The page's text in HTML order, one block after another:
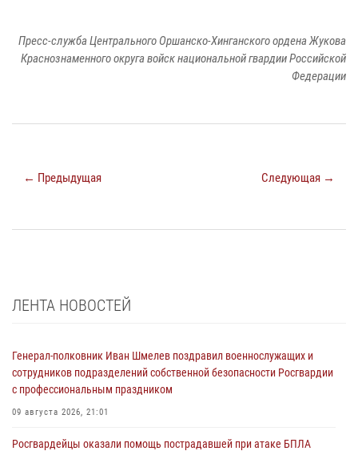
Пресс-служба Центрального Оршанско-Хинганского ордена Жукова
Краснознаменного округа войск национальной гвардии Российской
Федерации
← Предыдущая Следующая →
ЛЕНТА НОВОСТЕЙ
Генерал-полковник Иван Шмелев поздравил военнослужащих и
сотрудников подразделений собственной безопасности Росгвардии
с профессиональным праздником
09 августа 2026, 21:01
Росгвардейцы оказали помощь пострадавшей при атаке БПЛА